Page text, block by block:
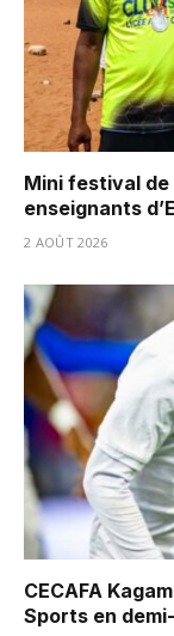
Mini festival de
enseignants
2 AOÛT 2026
CECAFA
Sports en